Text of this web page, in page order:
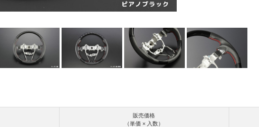
販売価格
（単価 × 入数）